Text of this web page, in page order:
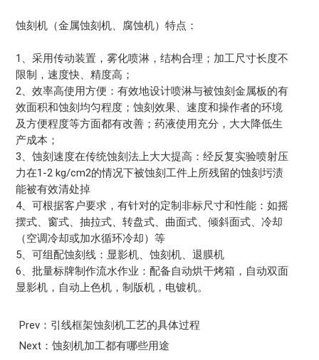
蚀刻机（金属蚀刻机、腐蚀机）特点：
1、采用传动装置，雾化喷淋，结构合理；加工尺寸长度不
限制，速度快、精度高；
2、效率高使用方便：有效地设计喷淋与被蚀刻金属板的有
效面积和蚀刻均匀程度；蚀刻效果、速度和操作者的环境
及方便程度等方面都有改善；药液使用充分，大大降低生
产成本；
3、蚀刻速度在传统蚀刻法上大大提高：经反复实验喷射压
力在1-2 kg/cm2的情况下被蚀刻工件上所残留的蚀刻圬渍
能被有效清处掉
4、可根据客户要求，有针对的定制非标尺寸和性能：如摇
摆式、窗式、抽拉式、转盘式、曲面式、倾斜面式、冷却
（空调冷却或加水循环冷却）等
5、可组配蚀刻线：显影机、蚀刻机、退膜机
6、批量标牌制作流水作业：配备自动烘干烤箱，自动双面
显影机，自动上色机，制版机，电镀机。
Prev：引线框架蚀刻机工艺的具体过程
Next：蚀刻机加工都有哪些用途